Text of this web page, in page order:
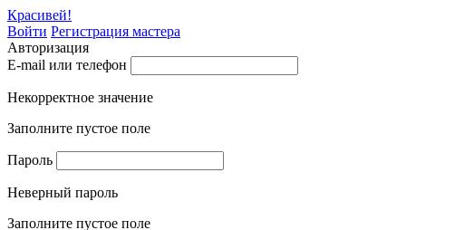
Красивей!
Войти Регистрация мастера
Авторизация
E-mail или телефон
Некорректное значение
Заполните пустое поле
Пароль
Неверный пароль
Заполните пустое поле